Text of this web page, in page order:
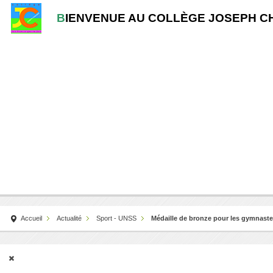
BIENVENUE AU COLLÈGE JOSEPH
Accueil Actualité Sport - UNSS Médaille de bronze pour les